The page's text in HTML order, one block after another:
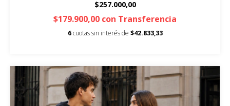
$257.000,00
$179.900,00 con Transferencia
6 cuotas sin interés de $42.833,33